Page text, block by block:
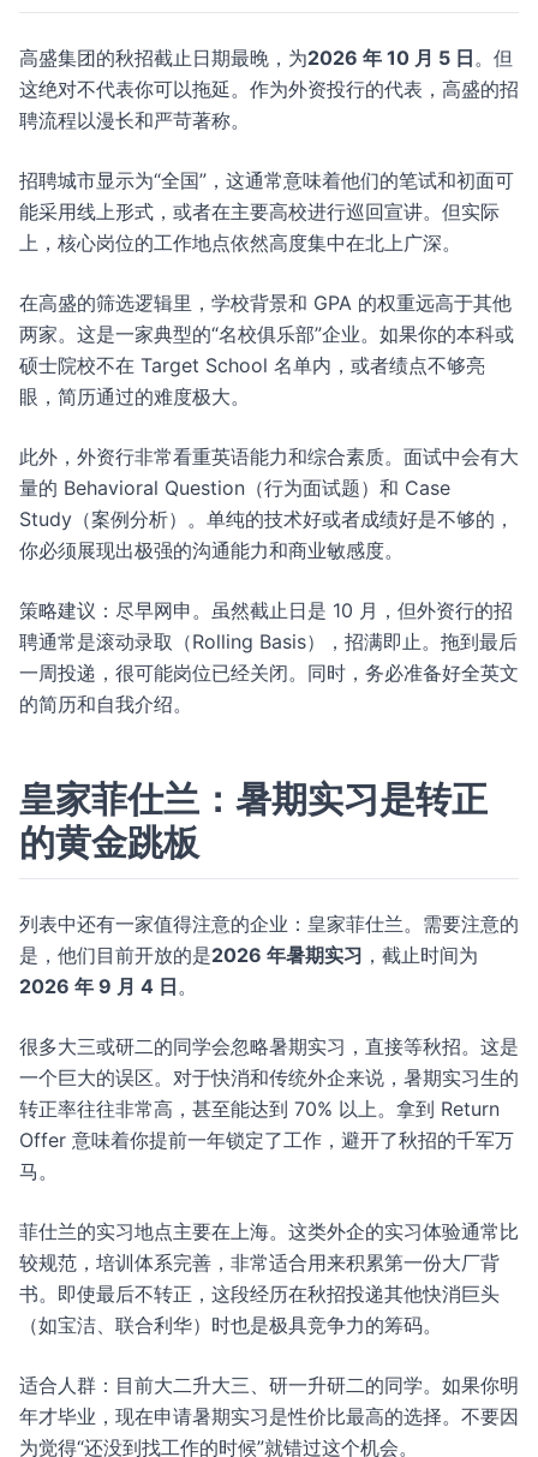
高盛集团的秋招截止日期最晚，为2026 年 10 月 5 日。但
这绝对不代表你可以拖延。作为外资投行的代表，高盛的招
聘流程以漫长和严苛著称。
招聘城市显示为“全国”，这通常意味着他们的笔试和初面可
能采用线上形式，或者在主要高校进行巡回宣讲。但实际
上，核心岗位的工作地点依然高度集中在北上广深。
在高盛的筛选逻辑里，学校背景和 GPA 的权重远高于其他
两家。这是一家典型的“名校俱乐部”企业。如果你的本科或
硕士院校不在 Target School 名单内，或者绩点不够亮
眼，简历通过的难度极大。
此外，外资行非常看重英语能力和综合素质。面试中会有大
量的 Behavioral Question（行为面试题）和 Case
Study（案例分析）。单纯的技术好或者成绩好是不够的，
你必须展现出极强的沟通能力和商业敏感度。
策略建议：尽早网申。虽然截止日是 10 月，但外资行的招
聘通常是滚动录取（Rolling Basis），招满即止。拖到最后
一周投递，很可能岗位已经关闭。同时，务必准备好全英文
的简历和自我介绍。
皇家菲仕兰：暑期实习是转正
的黄金跳板
列表中还有一家值得注意的企业：皇家菲仕兰。需要注意的
是，他们目前开放的是2026 年暑期实习 ，截止时间为
2026 年 9 月 4 日。
很多大三或研二的同学会忽略暑期实习，直接等秋招。这是
一个巨大的误区。对于快消和传统外企来说，暑期实习生的
转正率往往非常高，甚至能达到 70% 以上。拿到 Return
Offer 意味着你提前一年锁定了工作，避开了秋招的千军万
马。
菲仕兰的实习地点主要在上海。这类外企的实习体验通常比
较规范，培训体系完善，非常适合用来积累第一份大厂背
书。即使最后不转正，这段经历在秋招投递其他快消巨头
（如宝洁、联合利华）时也是极具竞争力的筹码。
适合人群：目前大二升大三、研一升研二的同学。如果你明
年才毕业，现在申请暑期实习是性价比最高的选择。不要因
为觉得“还没到找工作的时候”就错过这个机会。